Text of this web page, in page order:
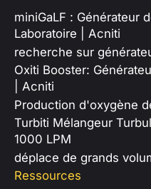
miniGaLF : Générateur
Laboratoire | Acniti
recherche sur
Oxiti Booster:
| Acniti
Production d'oxygène
Turbiti Mélangeur
1000 LPM
déplace de grands
Ressources